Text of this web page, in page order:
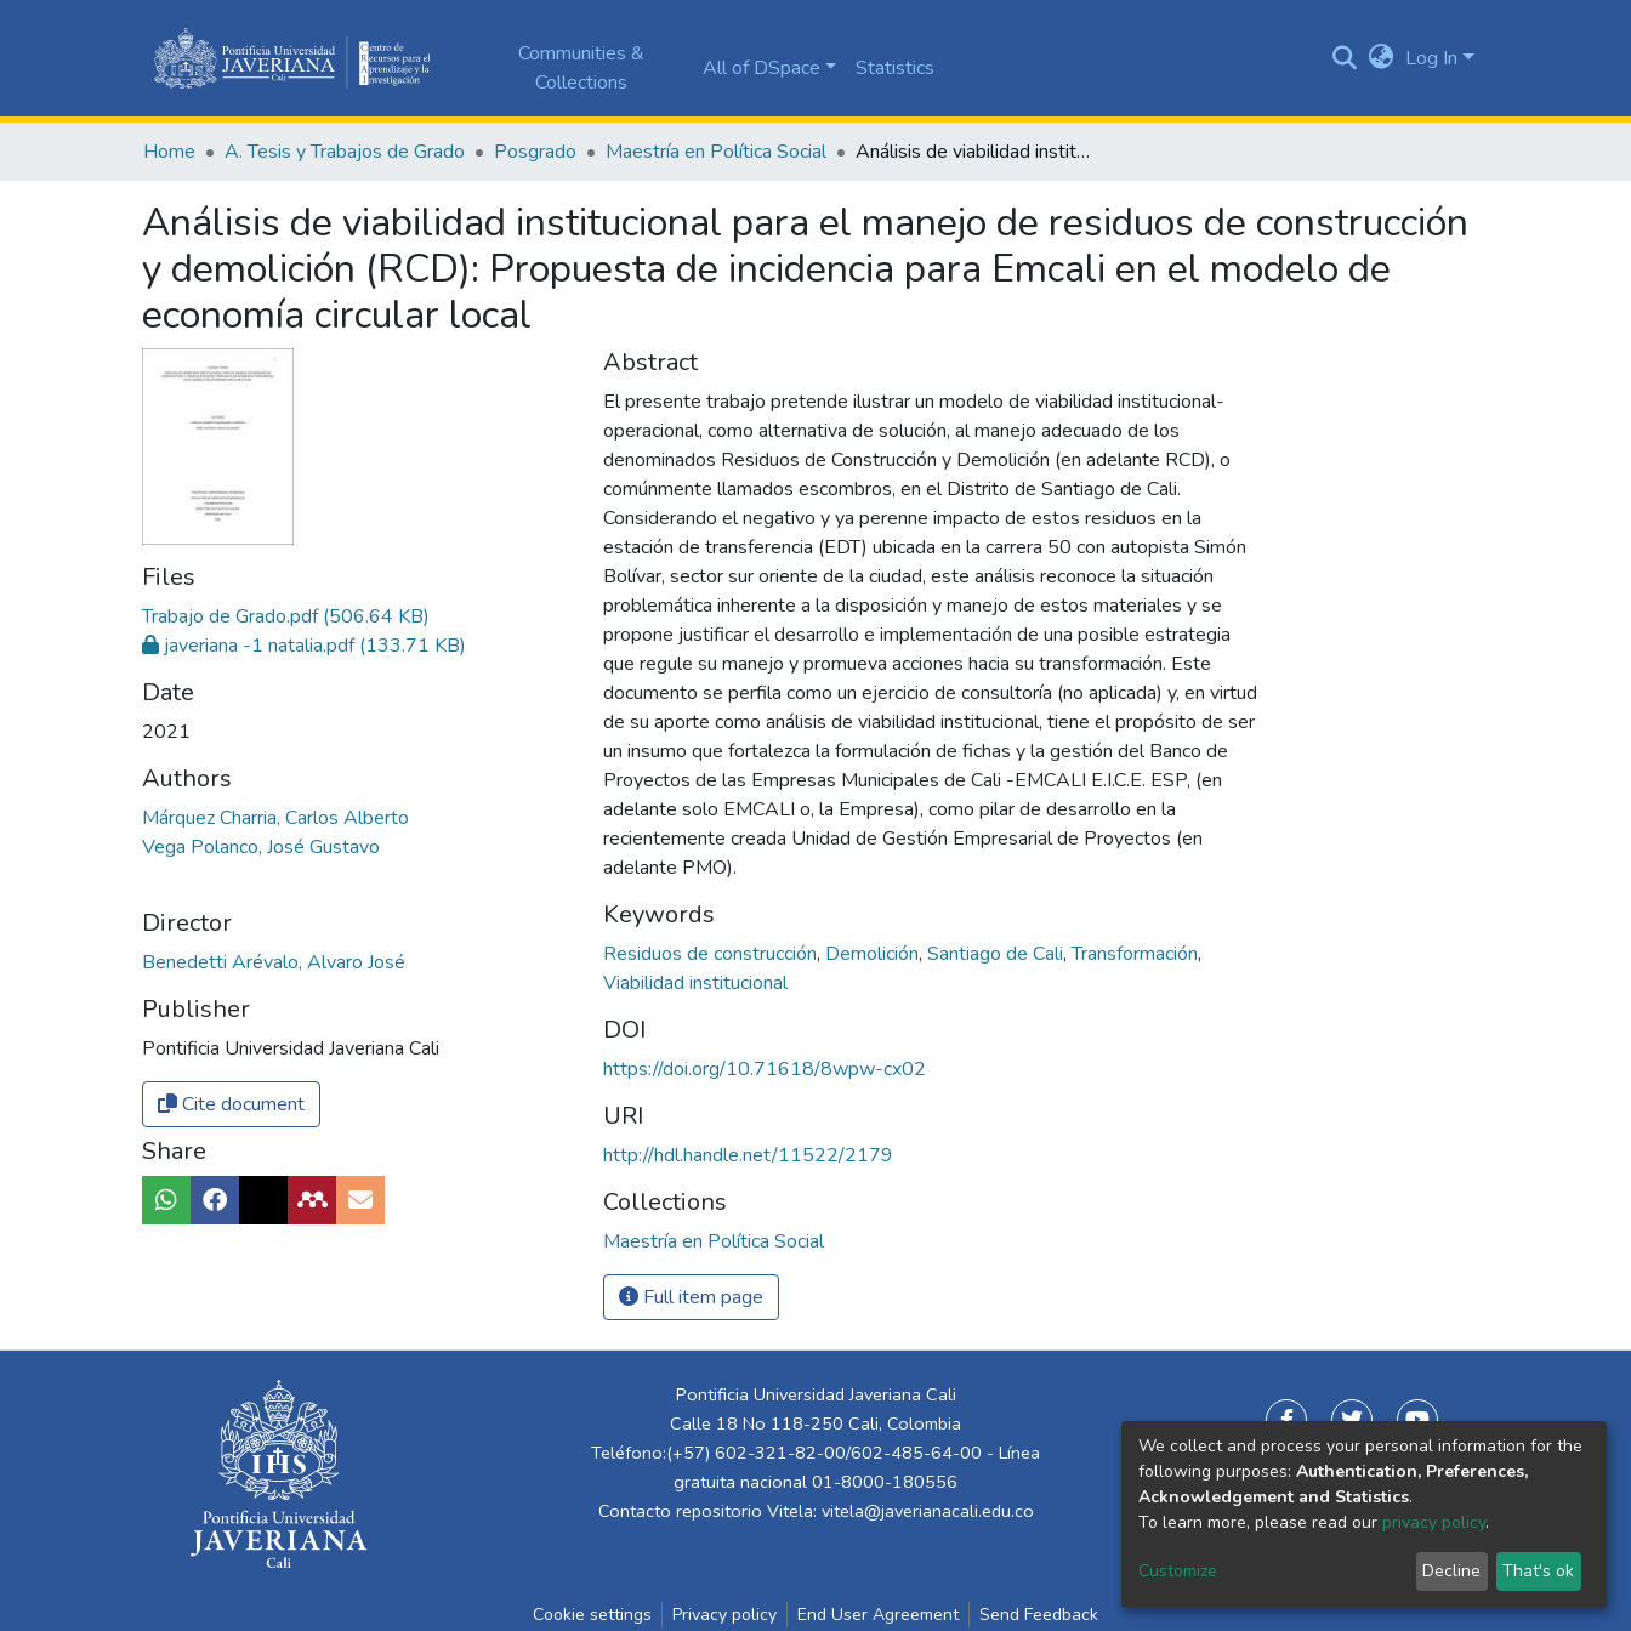
Communities &
Collections
All of DSpace Statistics Log In
Home A. Tesis y Trabajos de Grado Posgrado Maestría en Política Social Análisis de viabilidad institucional para el manejo de residuos de construcción y demolición (RCD): Propuesta de incidencia para Emcali en el modelo de economía circular local
Análisis de viabilidad institucional para el manejo de residuos de construcción
y demolición (RCD): Propuesta de incidencia para Emcali en el modelo de
economía circular local
Files
Trabajo de Grado.pdf(506.64 KB)
javeriana -1 natalia.pdf(133.71 KB)
Date
2021
Authors
Márquez Charria, Carlos Alberto
Vega Polanco, José Gustavo
Director
Benedetti Arévalo, Alvaro José
Publisher
Pontificia Universidad Javeriana Cali
Cite document
Share
Abstract
El presente trabajo pretende ilustrar un modelo de viabilidad institucional-
operacional, como alternativa de solución, al manejo adecuado de los
denominados Residuos de Construcción y Demolición (en adelante RCD), o
comúnmente llamados escombros, en el Distrito de Santiago de Cali.
Considerando el negativo y ya perenne impacto de estos residuos en la
estación de transferencia (EDT) ubicada en la carrera 50 con autopista Simón
Bolívar, sector sur oriente de la ciudad, este análisis reconoce la situación
problemática inherente a la disposición y manejo de estos materiales y se
propone justificar el desarrollo e implementación de una posible estrategia
que regule su manejo y promueva acciones hacia su transformación. Este
documento se perfila como un ejercicio de consultoría (no aplicada) y, en virtud
de su aporte como análisis de viabilidad institucional, tiene el propósito de ser
un insumo que fortalezca la formulación de fichas y la gestión del Banco de
Proyectos de las Empresas Municipales de Cali -EMCALI E.I.C.E. ESP, (en
adelante solo EMCALI o, la Empresa), como pilar de desarrollo en la
recientemente creada Unidad de Gestión Empresarial de Proyectos (en
adelante PMO).
Keywords
Residuos de construcción, Demolición, Santiago de Cali,Transformación,
Viabilidad institucional
DOI
https://doi.org/10.71618/8wpw-cx02
URI
http://hdl.handle.net/11522/2179
Collections
Maestría en Política Social
Full item page
Pontificia Universidad Javeriana Cali
Calle 18 No 118-250 Cali, Colombia
Teléfono:(+57) 602-321-82-00/602-485-64-00 - Línea
gratuita nacional 01-8000-180556
Contacto repositorio Vitela: vitela@javerianacali.edu.co
Cookie settings Privacy policy End User Agreement Send Feedback
We collect and process your personal information for the
following purposes: Authentication, Preferences,
Acknowledgement and Statistics.
To learn more, please read our privacy policy.
Customize Decline That's ok